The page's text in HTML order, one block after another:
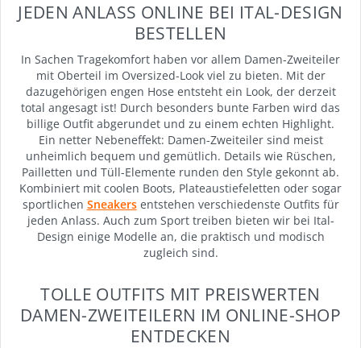
JEDEN ANLASS ONLINE BEI ITAL-DESIGN
BESTELLEN
In Sachen Tragekomfort haben vor allem Damen-Zweiteiler
mit Oberteil im Oversized-Look viel zu bieten. Mit der
dazugehörigen engen Hose entsteht ein Look, der derzeit
total angesagt ist! Durch besonders bunte Farben wird das
billige Outfit abgerundet und zu einem echten Highlight.
Ein netter Nebeneffekt: Damen-Zweiteiler sind meist
unheimlich bequem und gemütlich. Details wie Rüschen,
Pailletten und Tüll-Elemente runden den Style gekonnt ab.
Kombiniert mit coolen Boots, Plateaustiefeletten oder sogar
sportlichen Sneakersentstehen verschiedenste Outfits für
jeden Anlass. Auch zum Sport treiben bieten wir bei Ital-
Design einige Modelle an, die praktisch und modisch
zugleich sind.
TOLLE OUTFITS MIT PREISWERTEN
DAMEN-ZWEITEILERN IM ONLINE-SHOP
ENTDECKEN